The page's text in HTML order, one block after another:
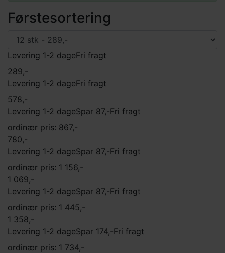
Nogle udvalgte professionelle, der spiller med Chrome
Soft, er: Patric Reed
Førstesortering
Levering 1-2 dageFri fragt
289,-
Levering 1-2 dageFri fragt
578,-
Levering 1-2 dageSpar 87,-Fri fragt
ordinær pris: 867,-
780,-
Levering 1-2 dageSpar 87,-Fri fragt
ordinær pris: 1 156,-
1 069,-
Levering 1-2 dageSpar 87,-Fri fragt
ordinær pris: 1 445,-
1 358,-
Levering 1-2 dageSpar 174,-Fri fragt
ordinær pris: 1 734,-